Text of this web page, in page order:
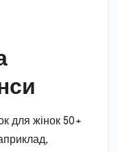
для жінок 50+